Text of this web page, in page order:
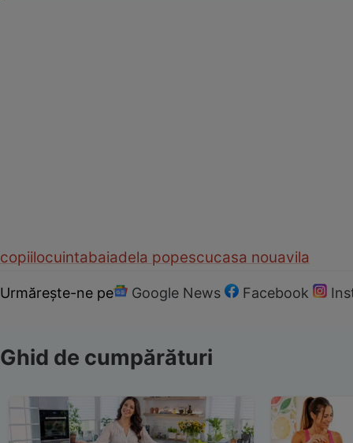
copiilocuintabaiadela popescucasa nouavila
Urmărește-ne pe Google News Facebook
Ghid de cumpărături